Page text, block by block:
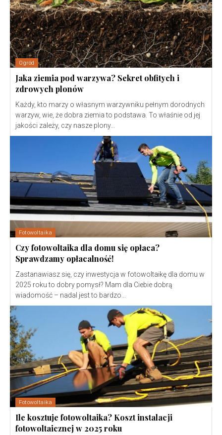
Ogród
Jaka ziemia pod warzywa? Sekret obfitych i
zdrowych plonów
Każdy, kto marzy o własnym warzywniku pełnym dorodnych
warzyw, wie, że dobra ziemia to podstawa. To właśnie od jej
jakości zależy, czy nasze plony...
Fotowoltaika
Czy fotowoltaika dla domu się opłaca?
Sprawdzamy opłacalność!
Zastanawiasz się, czy inwestycja w fotowoltaikę dla domu w
2025 roku to dobry pomysł? Mam dla Ciebie dobrą
wiadomość – nadal jest to bardzo...
Fotowoltaika
Ile kosztuje fotowoltaika? Koszt instalacji
fotowoltaicznej w 2025 roku